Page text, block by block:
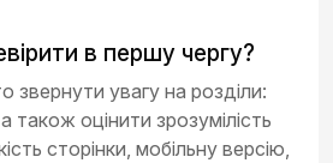
в першу чергу?
звернути увагу на розділи:
також оцінити зрозумілість
сторінки, мобільну версію,